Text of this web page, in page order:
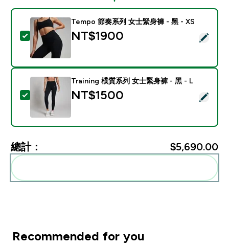
選取此商品 - Tempo 節奏系列 女士緊身褲 - 黑 - XS
Tempo 節奏系列 女士緊身褲 - 黑 - XS
NT$1900‎
選取此商品 - Training 樸質系列 女士緊身褲 - 黑 - L
Training 樸質系列 女士緊身褲 - 黑 - L
NT$1500‎
總計： $5,690.00‎
Recommended for you